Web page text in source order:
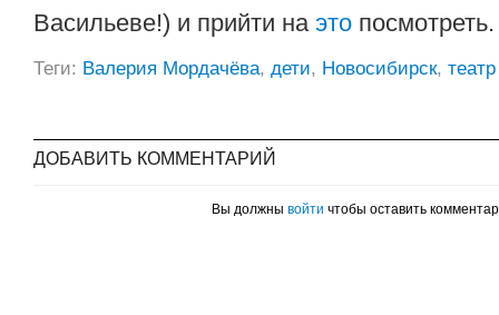
Васильеве!) и прийти на это посмотреть.
Теги: Валерия Мордачёва, дети, Новосибирск, театр
ДОБАВИТЬ КОММЕНТАРИЙ
Вы должны войти чтобы оставить